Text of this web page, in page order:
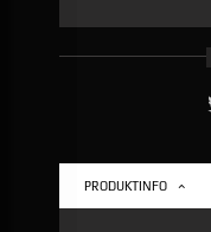
PRODUKTINFO